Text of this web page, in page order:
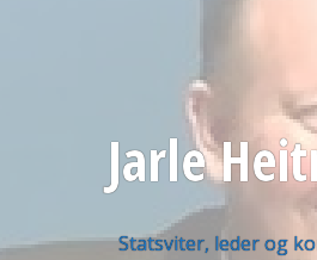
Jarle
Statsviter, leder og